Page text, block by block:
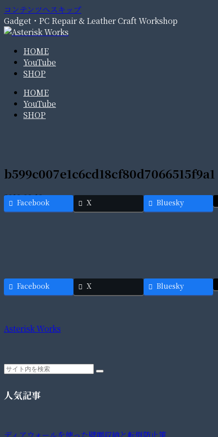
コンテンツへスキップ
Gadget・PC Repair & Leather Craft Workshop
HOME
YouTube
SHOP
HOME
YouTube
SHOP
b599c007e1c6cd18cf80d7066515f9a1
2019.09.19
Facebook X Bluesky
Facebook X Bluesky
Asterisk Works
人気記事